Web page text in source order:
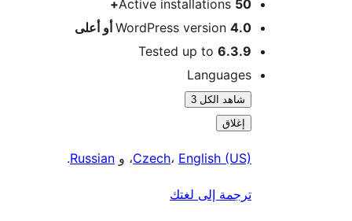
Active installations 50+
WordPress version 4.0 أو أعلى
Tested up to 6.3.9
Languages
شاهد الكل 3
إغلاق
Czech، English (US) ، و Russian
.
ترجمة إلى لغتك